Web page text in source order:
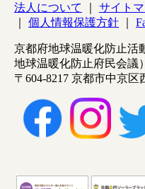
法人について サイト
個人情報保護方針
京都府地球温暖化防止活
地球温暖化防止府民会議）
〒604-8217 京都市中京